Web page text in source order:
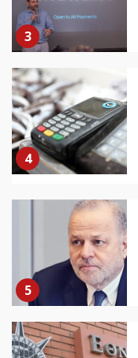
3
4
5